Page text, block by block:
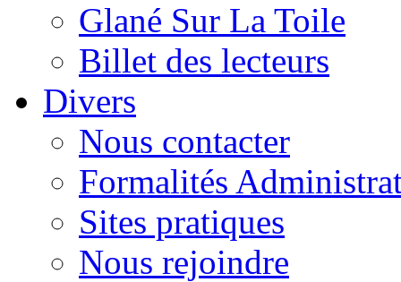
Glané Sur La Toile
Billet des lecteurs
Divers
Nous contacter
Formalités
Sites pratiques
Nous rejoindre